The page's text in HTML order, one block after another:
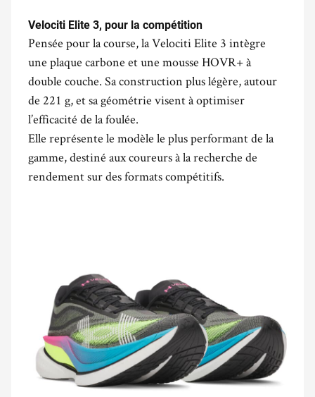
Velociti Elite 3, pour la compétition
Pensée pour la course, la Velociti Elite 3 intègre
une plaque carbone et une mousse HOVR+ à
double couche. Sa construction plus légère, autour
de 221 g, et sa géométrie visent à optimiser
l’efficacité de la foulée.
Elle représente le modèle le plus performant de la
gamme, destiné aux coureurs à la recherche de
rendement sur des formats compétitifs.